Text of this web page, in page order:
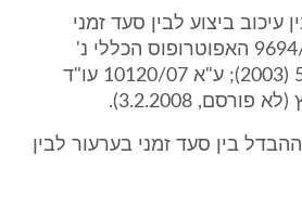
עיכוב ביצוע לבין סעד זמני
בערעור ראו: ע"א 9694/01 האפוטרופוס הכללי נ'
פרידמן, פ"ד נו(2) 529 (2003); ע"א 10120/07 עו"ד
3.2.2008).
בין סעד זמני בערעור לבין